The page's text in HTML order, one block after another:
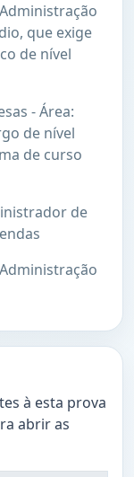
que exige
de nível
- Área:
de nível
de curso
de
à esta prova
abrir as